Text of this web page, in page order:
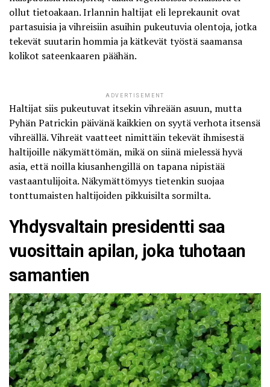
ollut tietoakaan. Irlannin haltijat eli leprekaunit ovat
partasuisia ja vihreisiin asuihin pukeutuvia olentoja, jotka
tekevät suutarin hommia ja kätkevät työstä saamansa
kolikot sateenkaaren päähän.
ADVERTISEMENT
Haltijat siis pukeutuvat itsekin vihreään asuun, mutta
Pyhän Patrickin päivänä kaikkien on syytä verhota itsensä
vihreällä. Vihreät vaatteet nimittäin tekevät ihmisestä
haltijoille näkymättömän, mikä on siinä mielessä hyvä
asia, että noilla kiusanhengillä on tapana nipistää
vastaantulijoita. Näkymättömyys tietenkin suojaa
tonttumaisten haltijoiden pikkuisilta sormilta.
Yhdysvaltain presidentti saa
vuosittain apilan, joka tuhotaan
samantien